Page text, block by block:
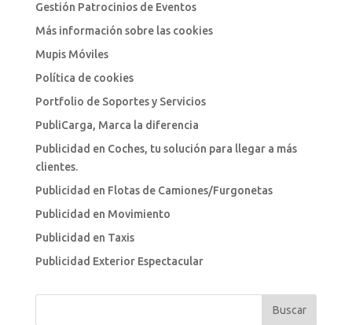
Gestión Patrocinios de Eventos
Más información sobre las cookies
Mupis Móviles
Política de cookies
Portfolio de Soportes y Servicios
PubliCarga, Marca la diferencia
Publicidad en Coches, tu solución para llegar a más
clientes.
Publicidad en Flotas de Camiones/Furgonetas
Publicidad en Movimiento
Publicidad en Taxis
Publicidad Exterior Espectacular